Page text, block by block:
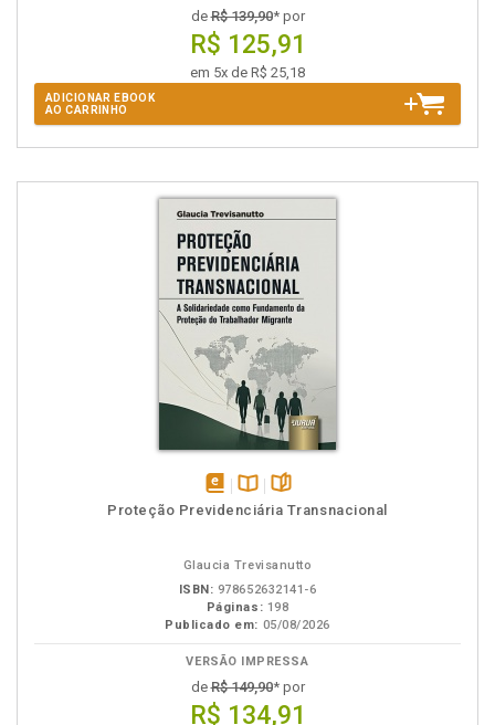
deR$ 139,90* por
R$ 125,91
em 5x de R$ 25,18
ADICIONAR EBOOK
AO CARRINHO
disponívelDisponível
páginas
Proteção Previdenciária Transnacional
Glaucia Trevisanutto
ISBN: 978652632141-6
Páginas: 198
Publicado em: 05/08/2026
VERSÃO IMPRESSA
deR$ 149,90* por
R$ 134,91